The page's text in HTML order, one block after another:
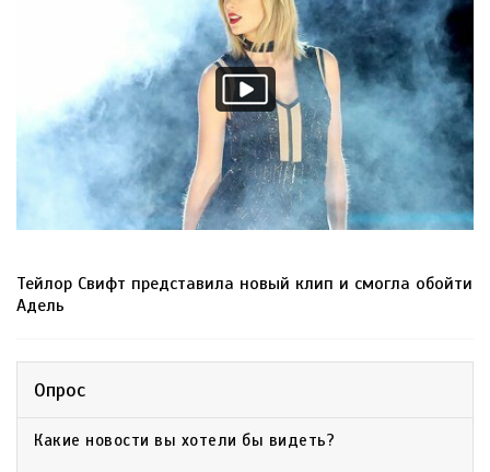
Тейлор Свифт представила новый клип и смогла обойти
Адель
Опрос
Какие новости вы хотели бы видеть?